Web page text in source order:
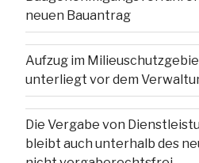
neuen Bauantrag
Aufzug im
unterliegt vor dem
Die Vergabe von
bleibt auch unterhalb des